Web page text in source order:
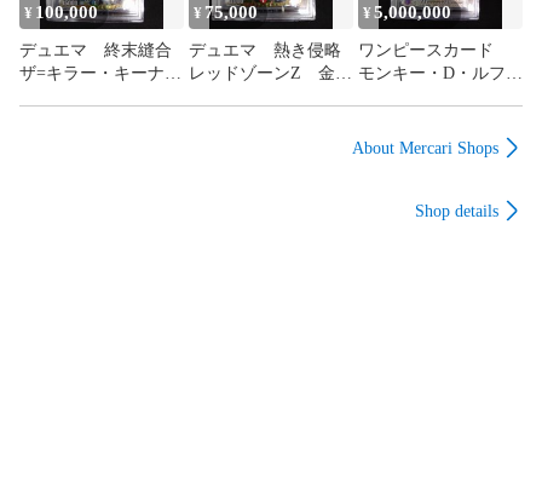
¥ 100,000
デュエマ 終末縫合
ザ=キラー・キーナリ
¥ 75,000
デュエマ 熱き侵略
レッドゾーンZ 金ト
¥5,000,000
ワンピースカード
モンキー・D・ルフ
BGS10 鑑定済み品
About Mercari Shops
Shop details